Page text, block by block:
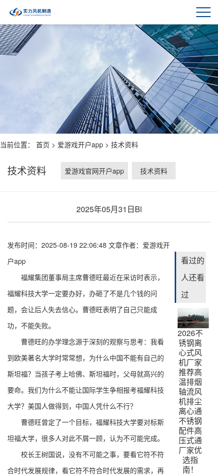
当前位置： 首页 > 爱游戏开户app > 技术资料
技术资料 爱游戏官网开户app 技术资料
2025年05月31日Bl
发布时间：2025-08-19 22:06:48 文章作者： 爱游戏开
户app
福耀集团董事局主席曹德旺最近在采访时表示，
福耀科技大学一定要办好，办砸了不是几个钱的问
题，会让后人失去信心。曹德旺表明了自己只能成
功，不能失败。
曹德旺的办学理念源于深刻的观察与思考：我看
到欧美著名大学时常常想，为什么中国不能有自己的
斯坦福？当孩子考上哈佛、斯坦福时，父母就高兴的
要命。我们为什么不能让国际学生争相报考福耀科技
大学？美国人做得到，中国人凭什么不行？
曹德旺曾定了一个目标，福耀科技大学要对标斯
坦福大学，很多人对此不屑一顾，认为不可能完成。
校长王树国说，没有不可能之事，要看它符不符
合时代发展规律，看它符不符合时代发展的需求，再
看过的
人还看
过
2026不
锈钢离
心式风
机厂家
推荐高
温排烟
轴流风
机排尘
离心通
不锈钢
配件高
压式通
厂家优
选指
南！